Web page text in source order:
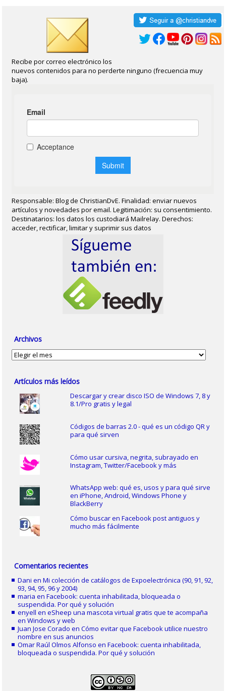
Recibe por correo electrónico los
nuevos contenidos para no perderte ninguno (frecuencia muy
baja).
Responsable: Blog de ChristianDvE. Finalidad: enviar nuevos
artículos y novedades por email. Legitimación: su consentimiento.
Destinatarios: los datos los custodiará Mailrelay. Derechos:
acceder, rectificar, limitar y suprimir sus datos
Archivos
Archivos
Artículos más leídos
Descargar y crear disco ISO de Windows 7, 8 y
8.1/Pro gratis y legal
Códigos de barras 2.0 - qué es un código QR y
para qué sirven
Cómo usar cursiva, negrita, subrayado en
Instagram, Twitter/Facebook y más
WhatsApp web: qué es, usos y para qué sirve
en iPhone, Android, Windows Phone y
BlackBerry
Cómo buscar en Facebook post antiguos y
mucho más fácilmente
Comentarios recientes
Dani enMi colección de catálogos de Expoelectrónica (90, 91, 92,
93, 94, 95, 96 y 2004)
maria enFacebook: cuenta inhabilitada, bloqueada o
suspendida. Por qué y solución
enyell eneSheep una mascota virtual gratis que te acompaña
en Windows y web
Juan Jose Corado enCómo evitar que Facebook utilice nuestro
nombre en sus anuncios
Omar Raúl Olmos Alfonso enFacebook: cuenta inhabilitada,
bloqueada o suspendida. Por qué y solución